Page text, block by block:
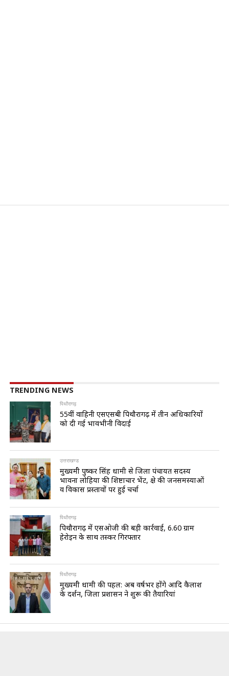
TRENDING NEWS
पिथौरागढ़
55वीं वाहिनी एसएसबी पिथौरागढ़ में तीन अधिकारियों
को दी गई भावभीनी विदाई
उत्तराखण्ड
मुख्यमंत्री पुष्कर सिंह धामी से जिला पंचायत सदस्य
भावना लोहिया की शिष्टाचार भेंट, क्षेत्र की जनसमस्याओं
व विकास प्रस्तावों पर हुई चर्चा
पिथौरागढ़
पिथौरागढ़ में एसओजी की बड़ी कार्रवाई, 6.60 ग्राम
हेरोइन के साथ तस्कर गिरफ्तार
पिथौरागढ़
मुख्यमंत्री धामी की पहल: अब वर्षभर होंगे आदि कैलाश
के दर्शन, जिला प्रशासन ने शुरू की तैयारियां